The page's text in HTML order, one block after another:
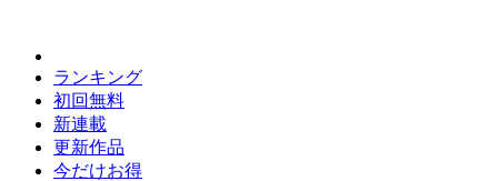
ランキング
初回無料
新連載
更新作品
今だけお得